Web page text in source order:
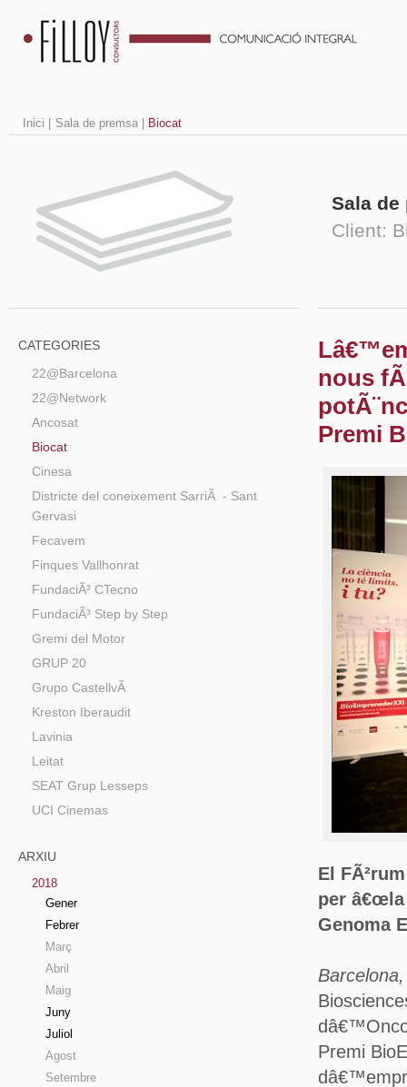
Inici Sala de premsa Biocat
Sala de
Client:
CATEGORIES
22@Barcelona
22@Network
Ancosat
Biocat
Cinesa
Districte del coneixement SarriÃ - Sant
Gervasi
Fecavem
Finques Vallhonrat
FundaciÃ³ CTecno
FundaciÃ³ Step by Step
Gremi del Motor
GRUP 20
Grupo CastellvÃ­
Kreston Iberaudit
Lavinia
Leitat
SEAT Grup Lesseps
UCI Cinemas
ARXIU
2018
Gener
Febrer
Març
Abril
Maig
Juny
Juliol
Agost
Setembre
nous
Premi
El
per â€œla
Genoma
Premi